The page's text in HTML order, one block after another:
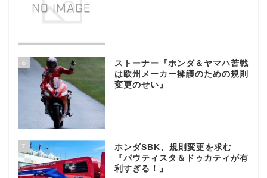
6
ストーナー『ホンダ＆ヤマハ苦戦
は欧州メーカー擁護のための規則
変更のせい』
7
ホンダSBK、規則変更を求む
『バウティスタ＆ドゥカティが有
利すぎる！』